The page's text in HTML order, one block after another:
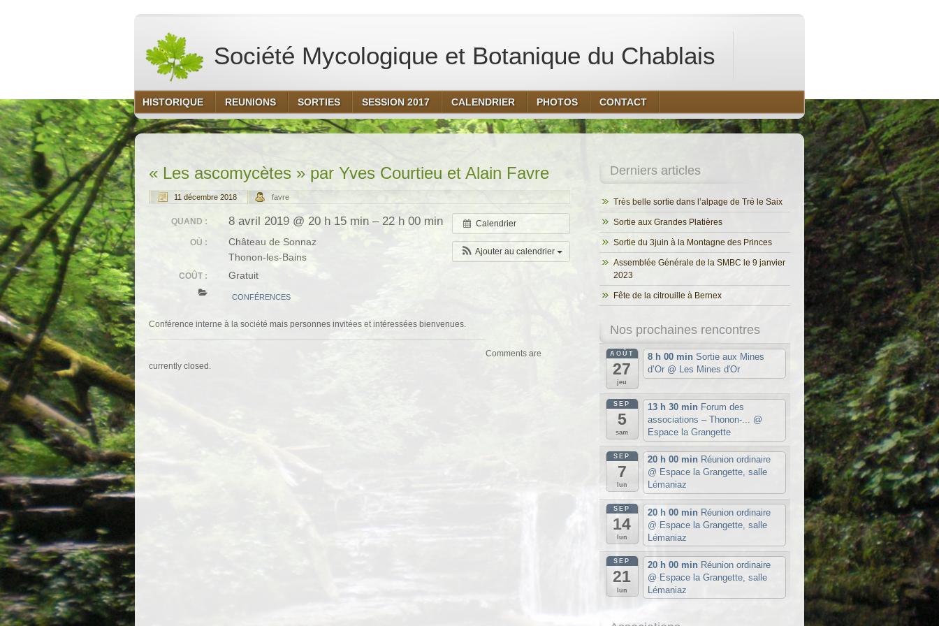
Société Mycologique et Botanique du Chablais
HISTORIQUE REUNIONS SORTIES SESSION 2017 CALENDRIER PHOTOS CONTACT
« Les ascomycètes » par Yves Courtieu et Alain Favre
11 décembre 2018 favre
Calendrier
Ajouter au calendrier
QUAND : 8 avril 2019 @ 20 h 15 min – 22 h 00 min
OÙ :
Château de Sonnaz
Thonon-les-Bains
COÛT : Gratuit
CONFÉRENCES
Conférence interne à la société mais personnes invitées et intéressées bienvenues.
Comments are
currently closed.
Derniers articles
Très belle sortie dans l’alpage de Tré le Saix
Sortie aux Grandes Platières
Sortie du 3juin à la Montagne des Princes
Assemblée Générale de la SMBC le 9 janvier
2023
Fête de la citrouille à Bernex
Nos prochaines rencontres
AOÛT
27
jeu
8 h 00 min Sortie aux Mines
d’Or @ Les Mines d'Or
SEP
5
sam
13 h 30 min Forum des
associations – Thonon-... @
Espace la Grangette
SEP
7
lun
20 h 00 min Réunion ordinaire
@ Espace la Grangette, salle
Lémaniaz
SEP
14
lun
20 h 00 min Réunion ordinaire
@ Espace la Grangette, salle
Lémaniaz
SEP
21
lun
20 h 00 min Réunion ordinaire
@ Espace la Grangette, salle
Lémaniaz